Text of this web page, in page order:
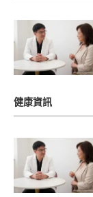
健康資訊